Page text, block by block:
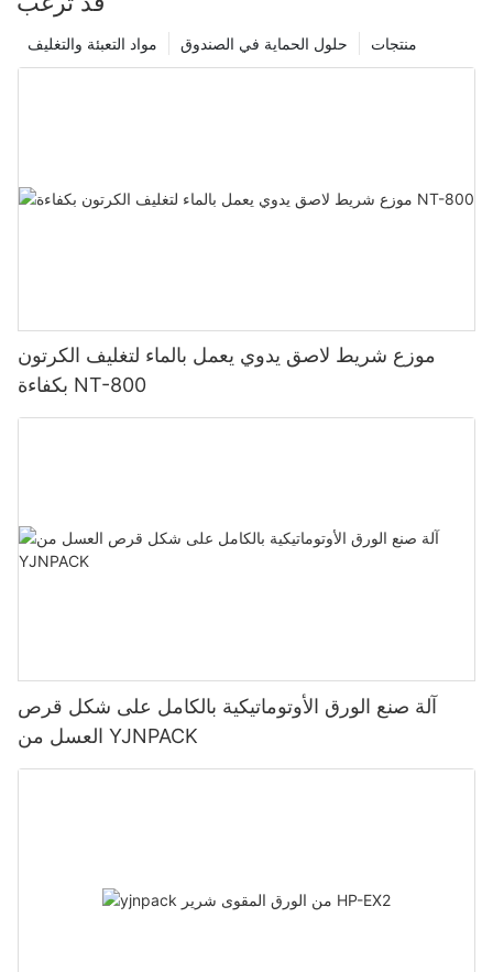
منتجات حلول الحماية في الصندوق مواد التعبئة والتغليف
موزع شريط لاصق يدوي يعمل بالماء لتغليف الكرتون
بكفاءة NT-800
آلة صنع الورق الأوتوماتيكية بالكامل على شكل قرص
العسل من YJNPACK